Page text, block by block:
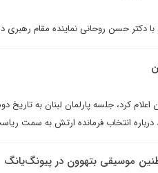
دکتر حسن روحانى نماينده مقام رهبرى
انتخاب فرمانده ارتش به سمت
موسیقی بتهوون در پیونگ‌یانگ